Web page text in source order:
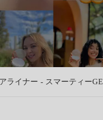
ライナー スマーティーGE